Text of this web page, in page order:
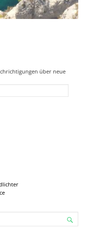
über neue
